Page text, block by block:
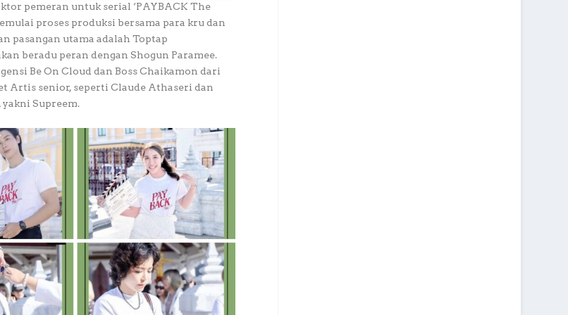
pemeran untuk serial ‘PAYBACK The
proses produksi bersama para kru dan
pasangan utama adalah Toptap
beradu peran dengan Shogun Paramee.
Be On Cloud dan Boss Chaikamon dari
Artis senior, seperti Claude Athaseri dan
Supreem.